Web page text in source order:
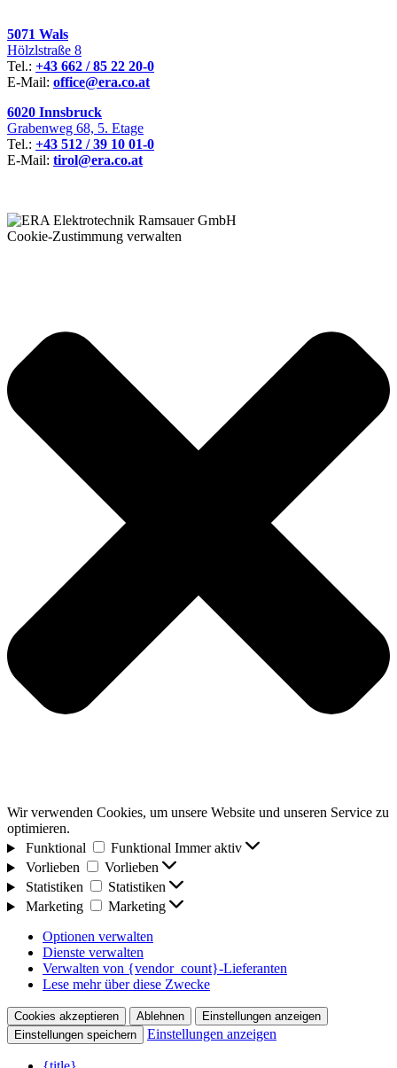
5071 Wals
Hölzlstraße 8
Tel.: +43 662 / 85 22 20-0
E-Mail: office@era.co.at
6020 Innsbruck
Grabenweg 68, 5. Etage
Tel.: +43 512 / 39 10 01-0
E-Mail: tirol@era.co.at
Cookie-Zustimmung verwalten
Wir verwenden Cookies, um unsere Website und unseren Service zu
optimieren.
Funktional
Funktional Immer aktiv
Vorlieben
Vorlieben
Statistiken
Statistiken
Marketing
Marketing
Optionen verwalten
Dienste verwalten
Verwalten von {vendor_count}-Lieferanten
Lese mehr über diese Zwecke
Cookies akzeptieren Ablehnen
Einstellungen anzeigen
Einstellungen speichern
Einstellungen anzeigen